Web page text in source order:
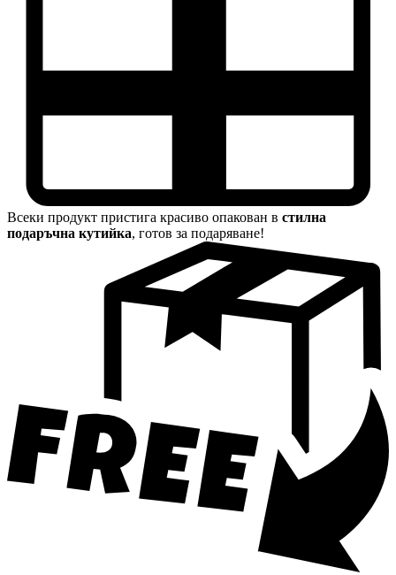
Всеки продукт пристига красиво опакован в стилна
подаръчна кутийка, готов за подаряване!